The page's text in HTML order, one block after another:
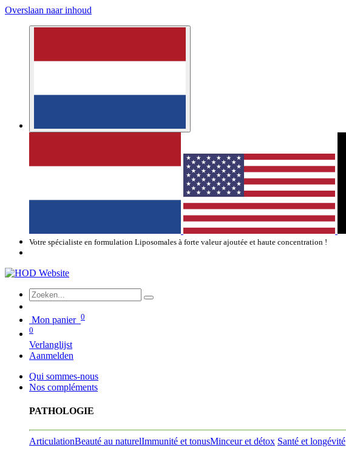
Overslaan naar inhoud
Votre spécialiste en formulation Liposomales à forte valeur ajoutée et haute concentration !
Mon panier 0
0
Verlanglijst
Aanmelden
Qui sommes-nous
Nos compléments
PATHOLOGIE
ArticulationBeauté au naturelImmunité et tonusMinceur et détox Santé et longévité